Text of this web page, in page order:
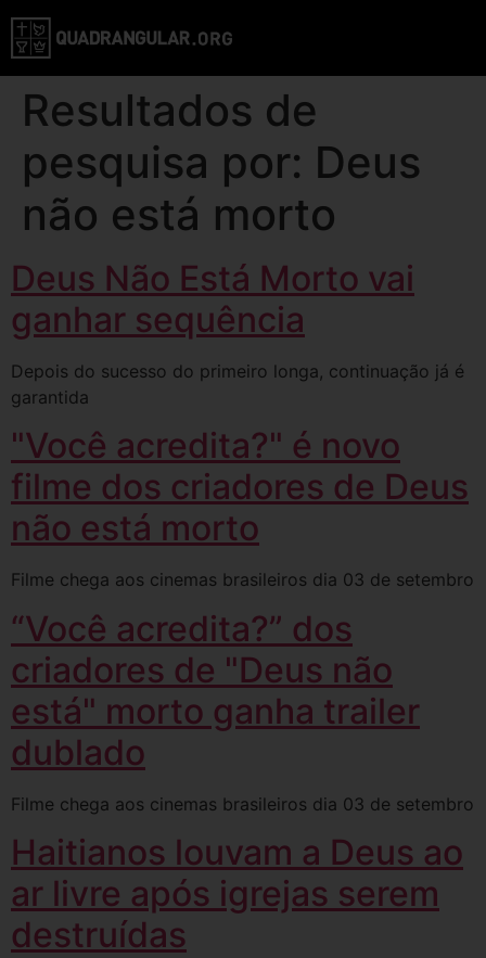
Resultados de
pesquisa por: Deus
não está morto
Deus Não Está Morto vai
ganhar sequência
Depois do sucesso do primeiro longa, continuação já é
garantida
"Você acredita?" é novo
filme dos criadores de Deus
não está morto
Filme chega aos cinemas brasileiros dia 03 de setembro
“Você acredita?” dos
criadores de "Deus não
está" morto ganha trailer
dublado
Filme chega aos cinemas brasileiros dia 03 de setembro
Haitianos louvam a Deus ao
ar livre após igrejas serem
destruídas